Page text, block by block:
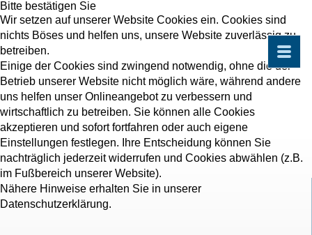
Bitte bestätigen Sie
Wir setzen auf unserer Website Cookies ein. Cookies sind
nichts Böses und helfen uns, unsere Website zuverlässig zu
betreiben.
Einige der Cookies sind zwingend notwendig, ohne die der
Betrieb unserer Website nicht möglich wäre, während andere
uns helfen unser Onlineangebot zu verbessern und
wirtschaftlich zu betreiben. Sie können alle Cookies
akzeptieren und sofort fortfahren oder auch eigene
Einstellungen festlegen. Ihre Entscheidung können Sie
nachträglich jederzeit widerrufen und Cookies abwählen (z.B.
im Fußbereich unserer Website).
Nähere Hinweise erhalten Sie in unserer
Datenschutzerklärung.